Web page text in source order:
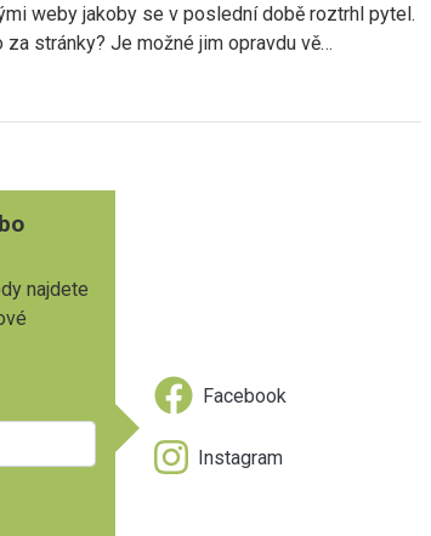
weby jakoby se v poslední době roztrhl pytel.
za stránky? Je možné jim opravdu vě…
najdete
Facebook
Instagram